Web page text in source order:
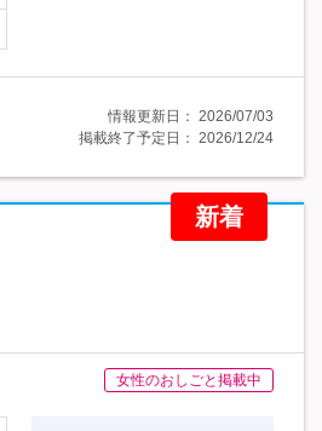
情報更新日： 2026/07/03
掲載終了予定日： 2026/12/24
新着
女性のおしごと掲載中